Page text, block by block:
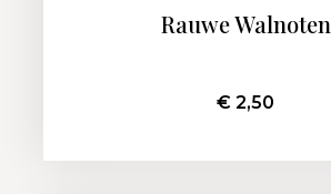
Rauwe Walnoten
€ 2,50